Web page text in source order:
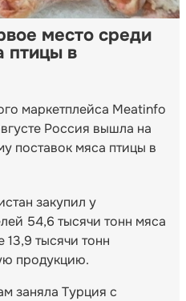
место среди
птицы в
маркетплейса Meatinfo
Россия вышла на
поставок мяса птицы в
закупил у
54,6 тысячи тонн мяса
13,9 тысячи тонн
продукцию.
заняла Турция с